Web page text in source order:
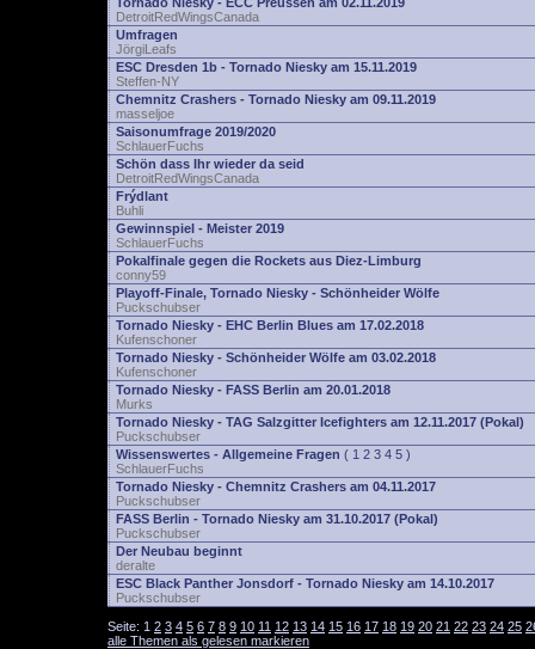
DetroitRedWingsCanada
Umfragen
JörgiLeafs
ESC Dresden 1b - Tornado Niesky am 15.11.2019
Steffen-NY
Chemnitz Crashers - Tornado Niesky am 09.11.2019
masseljoe
Saisonumfrage 2019/2020
SchlauerFuchs
Schön dass Ihr wieder da seid
DetroitRedWingsCanada
Frýdlant
Buhli
Gewinnspiel - Meister 2019
SchlauerFuchs
Pokalfinale gegen die Rockets aus Diez-Limburg
conny59
Playoff-Finale, Tornado Niesky - Schönheider Wölfe
Puckschubser
Tornado Niesky - EHC Berlin Blues am 17.02.2018
Kufenschoner
Tornado Niesky - Schönheider Wölfe am 03.02.2018
Kufenschoner
Tornado Niesky - FASS Berlin am 20.01.2018
Murks
Tornado Niesky - TAG Salzgitter Icefighters am 12.11.2017 (Pokal)
Puckschubser
Wissenswertes - Allgemeine Fragen ( 1 2 3 4 5 )
SchlauerFuchs
Tornado Niesky - Chemnitz Crashers am 04.11.2017
Puckschubser
FASS Berlin - Tornado Niesky am 31.10.2017 (Pokal)
Puckschubser
Der Neubau beginnt
deralte
ESC Black Panther Jonsdorf - Tornado Niesky am 14.10.2017
Puckschubser
Seite: 1 2 3 4 5 6 7 8 9 10 11 12 13 14 15 16 17 18 19 20 21 22 23 24 25
alle Themen als gelesen markieren